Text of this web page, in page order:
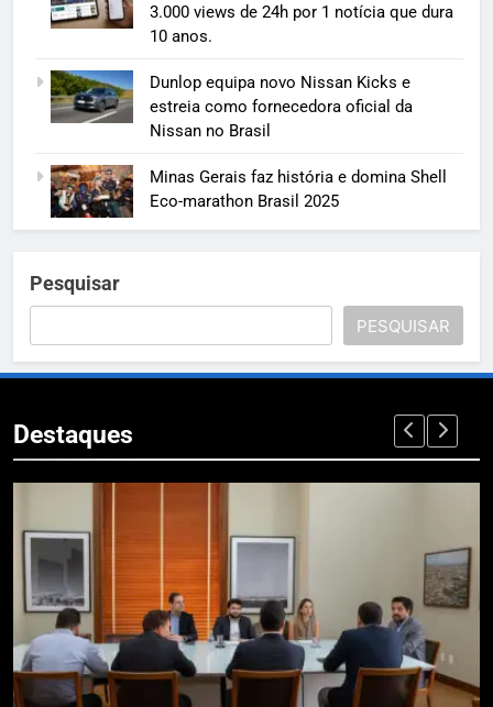
3.000 views de 24h por 1 notícia que dura
10 anos.
Dunlop equipa novo Nissan Kicks e
estreia como fornecedora oficial da
Nissan no Brasil
Minas Gerais faz história e domina Shell
Eco-marathon Brasil 2025
Pesquisar
PESQUISAR
Destaques